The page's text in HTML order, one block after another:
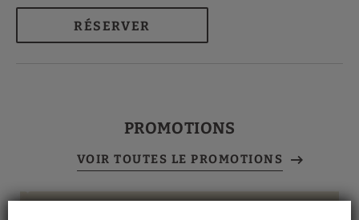
RÉSERVER
PROMOTIONS